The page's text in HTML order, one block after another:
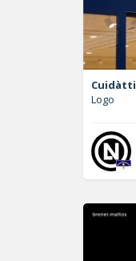
Cuidàtti
Logo